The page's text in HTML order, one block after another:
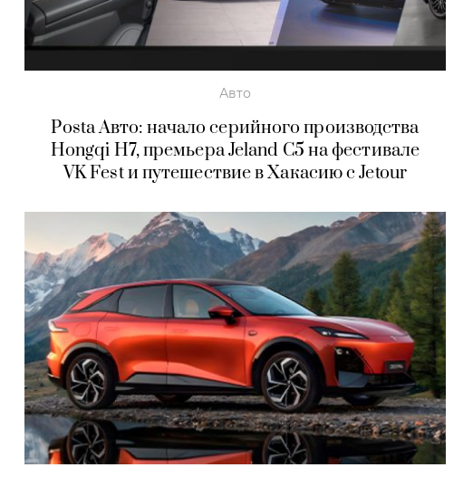
Авто
Posta Авто: начало серийного производства
Hongqi H7, премьера Jeland C5 на фестивале
VK Fest и путешествие в Хакасию с Jetour